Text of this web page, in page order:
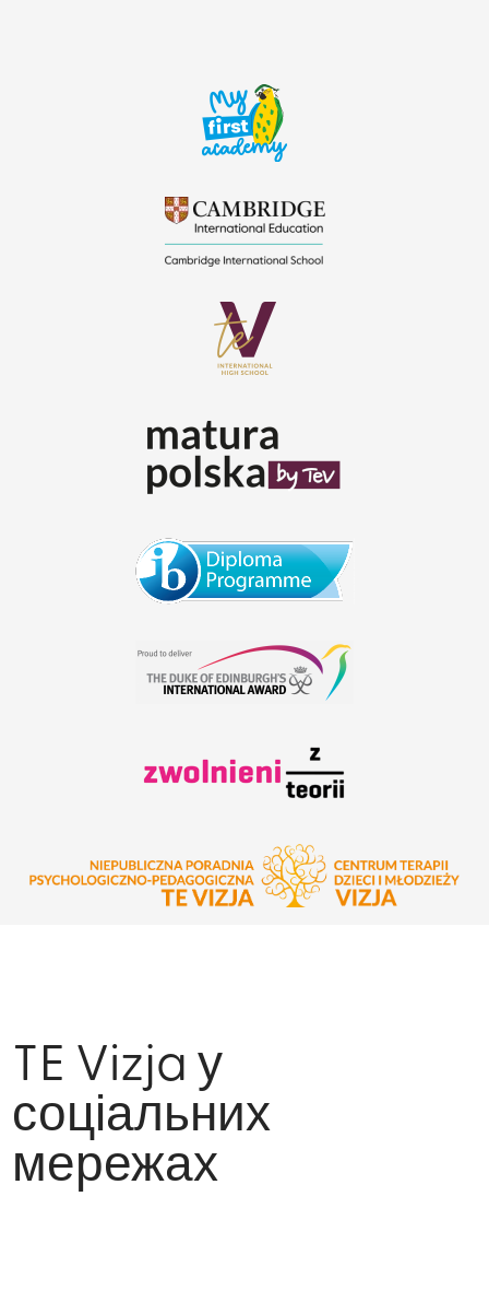
TE Vizja у
соціальних
мережах